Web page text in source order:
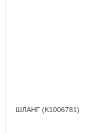
ШЛАНГ (K1006781)